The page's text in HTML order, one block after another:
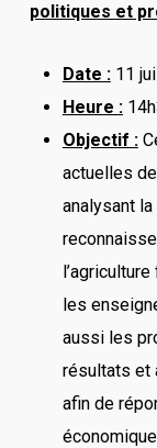
politiques et
Date :11
Heure :
Objectif :
actuelles
analysant
les
aussi les
résultats et
afin de